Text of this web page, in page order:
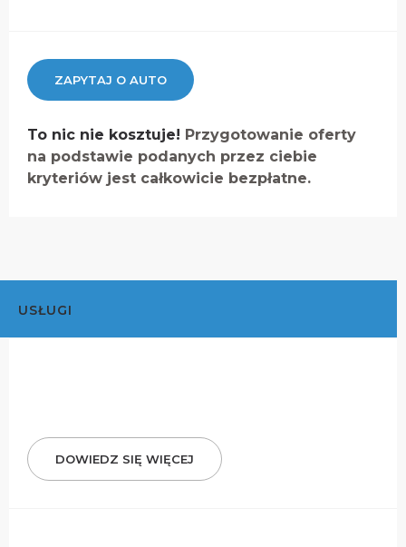
ZAPYTAJ O AUTO
To nic nie kosztuje! Przygotowanie oferty
na podstawie podanych przez ciebie
kryteriów jest całkowicie bezpłatne.
USŁUGI
DOWIEDZ SIĘ WIĘCEJ